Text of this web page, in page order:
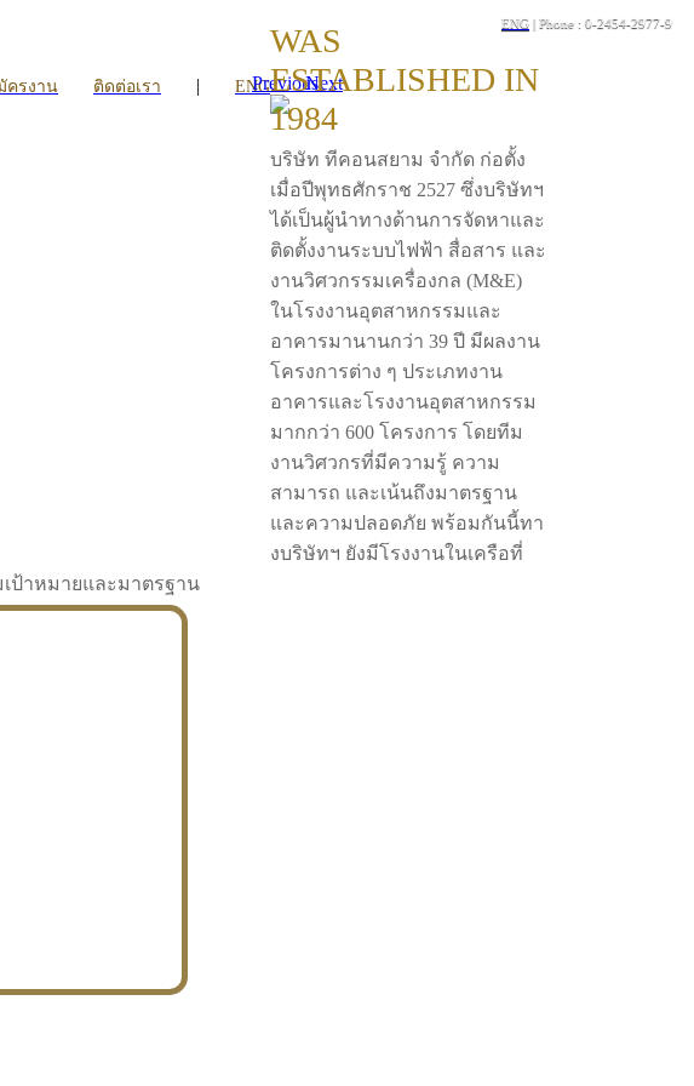
ENG | Phone : 0-2454-2977-9
ครงาน ติดต่อเรา | ENGPreviousNext
WAS
ESTABLISHED IN
1984
บริษัท ทีคอนสยาม จำกัด ก่อตั้ง
เมื่อปีพุทธศักราช 2527 ซึ่งบริษัทฯ
ได้เป็นผู้นำทางด้านการจัดหาและ
ติดตั้งงานระบบไฟฟ้า สื่อสาร และ
งานวิศวกรรมเครื่องกล (M&E)
ในโรงงานอุตสาหกรรมและ
อาคารมานานกว่า 39 ปี มีผลงาน
โครงการต่าง ๆ ประเภทงาน
อาคารและโรงงานอุตสาหกรรม
มากกว่า 600 โครงการ โดยทีม
งานวิศวกรที่มีความรู้ ความ
สามารถ และเน้นถึงมาตรฐาน
และความปลอดภัย พร้อมกันนี้ทา
งบริษัทฯ ยังมีโรงงานในเครือที่
ป้าหมายและมาตรฐาน